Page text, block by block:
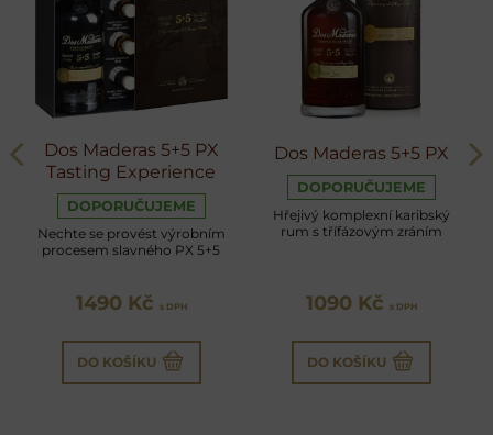
Dos Maderas 5+5 PX
Tasting Experience
DOPORUČUJEME
Nechte se provést výrobním
procesem slavného PX 5+5
1490 Kč s DPH
DO KOŠÍKU
Dos Maderas 5+5 PX
DOPORUČUJEME
Hřejivý komplexní karibský
rum s třífázovým zráním
1090 Kč s DPH
DO KOŠÍKU